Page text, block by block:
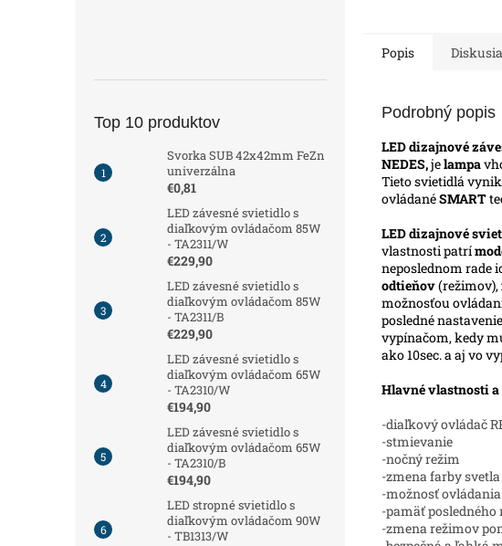
Top 10 produktov
Svorka SUB 42x42mm FeZn
univerzálna
€0,81
LED závesné svietidlo s
diaľkovým ovládačom 85W
- TA2311/W
€229,90
LED závesné svietidlo s
diaľkovým ovládačom 85W
- TA2311/B
€229,90
LED závesné svietidlo s
diaľkovým ovládačom 65W
- TA2310/W
€194,90
LED závesné svietidlo s
diaľkovým ovládačom 65W
- TA2310/B
€194,90
LED stropné svietidlo s
diaľkovým ovládačom 90W
- TB1313/W
Popis Diskusia
Podrobný popis
LED dizajnové
NEDES,jelampa
Tieto svietidlá
ovládanéSMART
LEDdizajnové
vlastnosti patrí
neposlednom rade
odtieňov(režimov),
možnosťou
posledné
vypínačom, kedy
ako 10sec. a aj vo
Hlavné vlastnosti
-diaľkový ovládač
-stmievanie
-nočný režim
-zmena farby svetla
-možnosť
-pamäť
-zmena režimov